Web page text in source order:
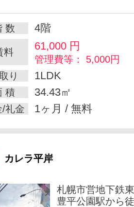
数 4階
料 61,000円
管理費等： 5,000円
り
1LDK
積 34.43㎡
/礼金 1ヶ月 / 無料
カレラ平岸
札幌市営地下鉄
豊平公園駅から